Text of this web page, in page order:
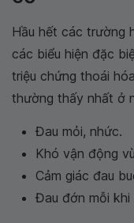
Hầu hết các trường
các biểu hiện đặc
triệu chứng thoái
thường thấy nhất ở
Đau mỏi, nhức.
Khó vận động
Cảm giác đau
Đau đớn mỗi